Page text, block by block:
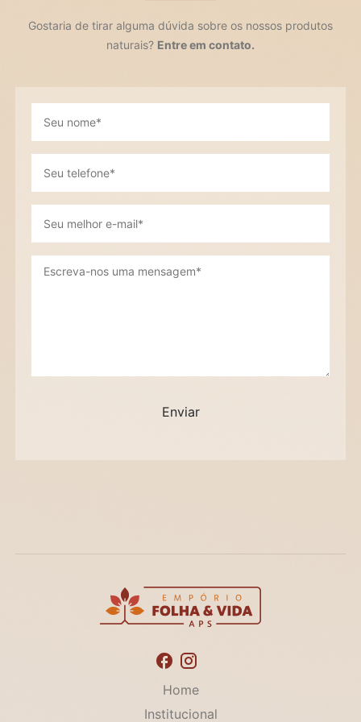
Gostaria de tirar alguma dúvida sobre os nossos produtos
naturais? Entre em contato.
Home
Institucional